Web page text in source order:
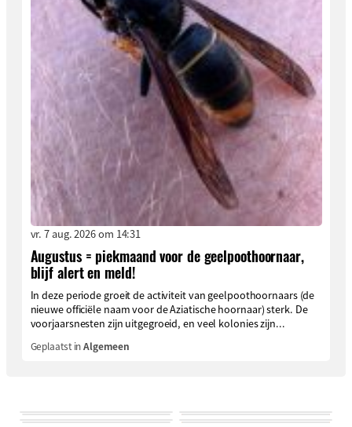
vr. 7 aug. 2026 om 14:31
Augustus = piekmaand voor de geelpoothoornaar,
blijf alert en meld!
In deze periode groeit de activiteit van geelpoothoornaars (de
nieuwe officiële naam voor de Aziatische hoornaar) sterk. De
voorjaarsnesten zijn uitgegroeid, en veel kolonies zijn...
Geplaatst inAlgemeen